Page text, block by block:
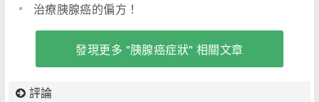
治療胰腺癌的偏方！
發現更多 "胰腺癌症狀" 相關文章
評論